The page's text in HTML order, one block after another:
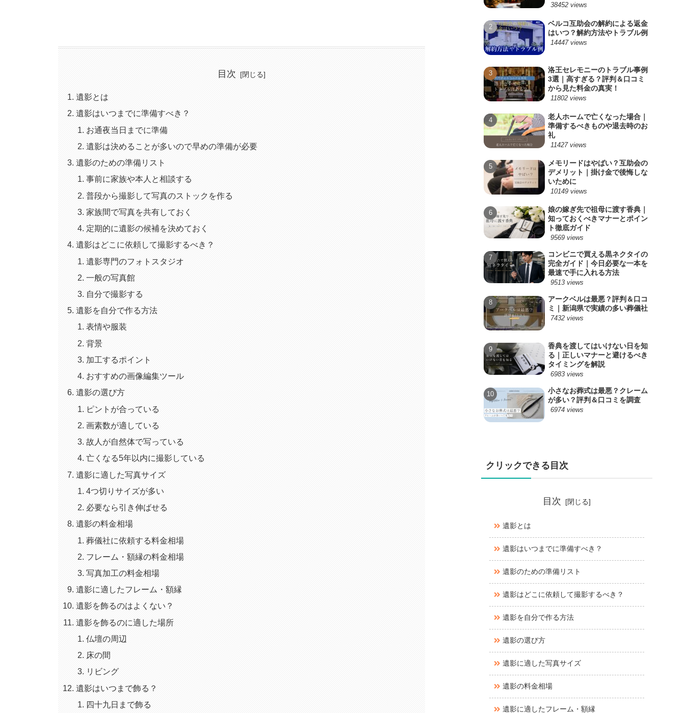
目次
遺影とは
遺影はいつまでに準備すべき？
お通夜当日までに準備
遺影は決めることが多いので早めの準備が必要
遺影のための準備リスト
事前に家族や本人と相談する
普段から撮影して写真のストックを作る
家族間で写真を共有しておく
定期的に遺影の候補を決めておく
遺影はどこに依頼して撮影するべき？
遺影専門のフォトスタジオ
一般の写真館
自分で撮影する
遺影を自分で作る方法
表情や服装
背景
加工するポイント
おすすめの画像編集ツール
遺影の選び方
ピントが合っている
画素数が適している
故人が自然体で写っている
亡くなる5年以内に撮影している
遺影に適した写真サイズ
4つ切りサイズが多い
必要なら引き伸ばせる
遺影の料金相場
葬儀社に依頼する料金相場
フレーム・額縁の料金相場
写真加工の料金相場
遺影に適したフレーム・額縁
遺影を飾るのはよくない？
遺影を飾るのに適した場所
仏壇の周辺
床の間
リビング
遺影はいつまで飾る？
四十九日まで飾る
38452 views
ベルコ互助会の解約による返金
はいつ？解約方法やトラブル例
14447 views
洛王セレモニーのトラブル事例
3選｜高すぎる？評判＆口コミ
から見た料金の真実！
11802 views
老人ホームで亡くなった場合｜
準備するべきものや退去時のお
礼
11427 views
メモリードはやばい？互助会の
デメリット｜掛け金で後悔しな
いために
10149 views
娘の嫁ぎ先で祖母に渡す香典｜
知っておくべきマナーとポイン
ト徹底ガイド
9569 views
コンビニで買える黒ネクタイの
完全ガイド｜今日必要な一本を
最速で手に入れる方法
9513 views
アークベルは最悪？評判＆口コ
ミ｜新潟県で実績の多い葬儀社
7432 views
香典を渡してはいけない日を知
る｜正しいマナーと避けるべき
タイミングを解説
6983 views
小さなお葬式は最悪？クレーム
が多い？評判＆口コミを調査
6974 views
クリックできる目次
目次
遺影とは
遺影はいつまでに準備すべき？
遺影のための準備リスト
遺影はどこに依頼して撮影するべき？
遺影を自分で作る方法
遺影の選び方
遺影に適した写真サイズ
遺影の料金相場
遺影に適したフレーム・額縁